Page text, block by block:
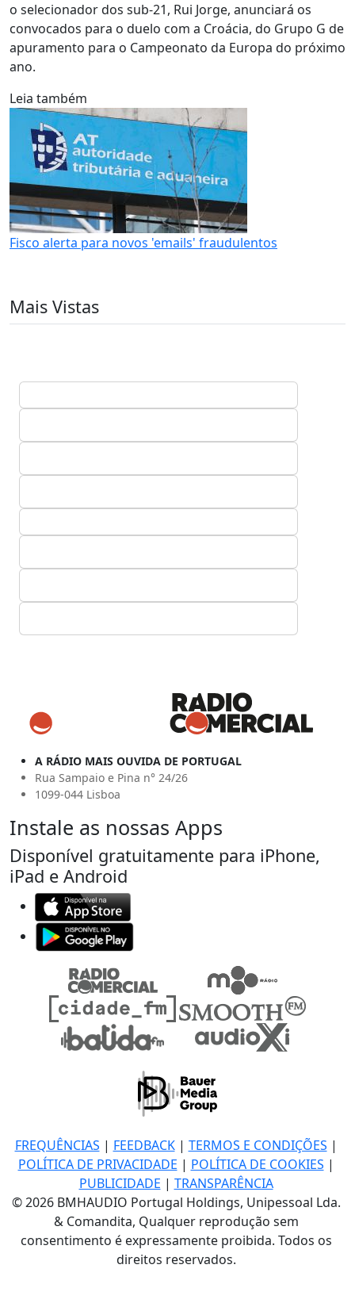
o selecionador dos sub-21, Rui Jorge, anunciará os
convocados para o duelo com a Croácia, do Grupo G de
apuramento para o Campeonato da Europa do próximo
ano.
Leia também
Fisco alerta para novos 'emails' fraudulentos
Mais Vistas
A RÁDIO MAIS OUVIDA DE PORTUGAL
Rua Sampaio e Pina n° 24/26
1099-044 Lisboa
Instale as nossas Apps
Disponível gratuitamente para iPhone,
iPad e Android
FREQUÊNCIAS | FEEDBACK| TERMOS E CONDIÇÕES |
POLÍTICA DE PRIVACIDADE | POLÍTICA DE COOKIES |
PUBLICIDADE | TRANSPARÊNCIA
© 2026 BMHAUDIO Portugal Holdings, Unipessoal Lda.
& Comandita, Qualquer reprodução sem
consentimento é expressamente proibida. Todos os
direitos reservados.